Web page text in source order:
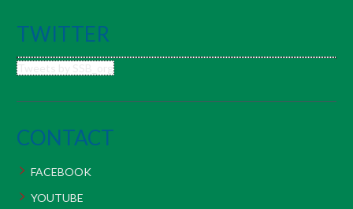
TWITTER
CONTACT
FACEBOOK
YOUTUBE